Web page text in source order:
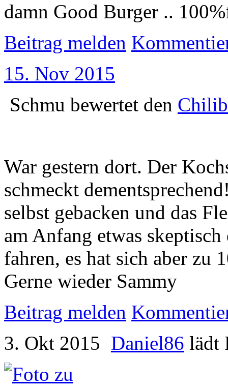
damn Good Burger ..
Beitrag melden
15. Nov 2015
Schmu bewertet den
War gestern dort. Der
schmeckt
selbst gebacken und das
am Anfang etwas
fahren, es hat sich aber zu
Gerne wieder Sammy
Beitrag melden
3. Okt 2015 Daniel86 lädt